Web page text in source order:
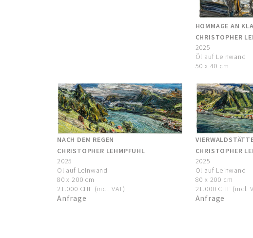
HOMMAGE AN
CHRISTOPHER
2025
Öl auf Leinwand
50 x 40 cm
NACH DEM REGEN
CHRISTOPHER LEHMPFUHL
2025
Öl auf Leinwand
80 x 200 cm
21.000 CHF (incl. VAT)
Anfrage
CHRISTOPHER
2025
Öl auf Leinwand
80 x 200 cm
21.000 CHF (incl.
Anfrage